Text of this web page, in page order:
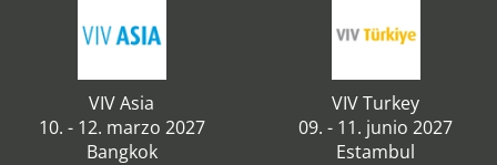
VIV Asia
10. - 12. marzo 2027
Bangkok
VIV Turkey
09. - 11. junio 2027
Estambul